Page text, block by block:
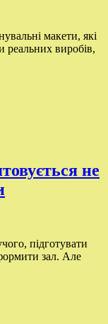
макети, які
реальних виробів,
не
підготувати
зал. Але